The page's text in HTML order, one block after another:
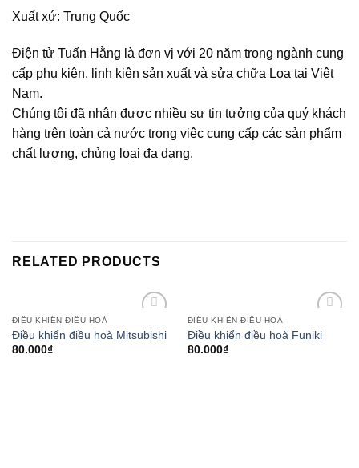
Xuất xứ: Trung Quốc
Điện tử Tuấn Hằng là đơn vị với 20 năm trong ngành cung
cấp phụ kiện, linh kiện sản xuất và sửa chữa Loa tại Việt
Nam.
Chúng tôi đã nhận được nhiều sự tin tưởng của quý khách
hàng trên toàn cả nước trong việc cung cấp các sản phẩm
chất lượng, chủng loại đa dạng.
RELATED PRODUCTS
wishlist
ĐIỀU KHIỂN ĐIỀU HOÀ
Điều khiển điều hoà Mitsubishi
80.000₫
wishlist
ĐIỀU KHIỂN ĐIỀU HOÀ
Điều khiển điều hoà Funiki
80.000₫